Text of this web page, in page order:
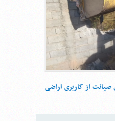
صیانت از کاربری اراضی